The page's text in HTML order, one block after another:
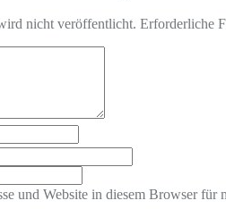
nicht veröffentlicht. Erforderliche
und Website in diesem Browser für